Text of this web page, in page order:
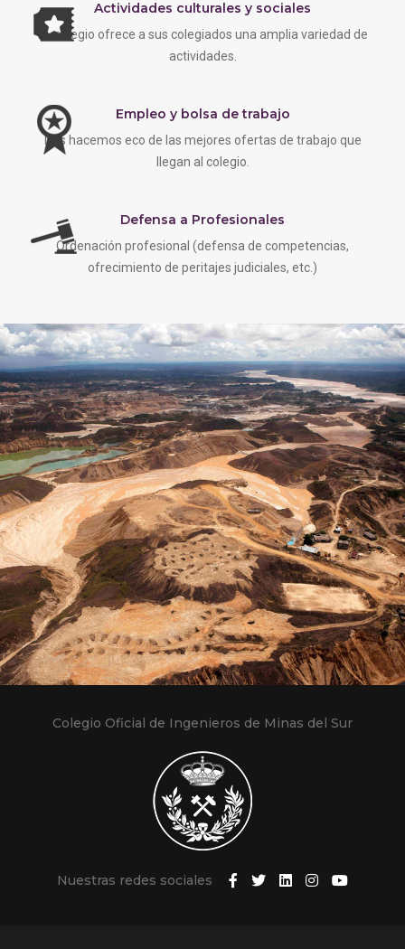
Actividades culturales y sociales
EL colegio ofrece a sus colegiados una amplia variedad de
actividades.
Empleo y bolsa de trabajo
Nos hacemos eco de las mejores ofertas de trabajo que
llegan al colegio.
Defensa a Profesionales
Ordenación profesional (defensa de competencias,
ofrecimiento de peritajes judiciales, etc.)
Colegio Oficial de Ingenieros de Minas del Sur
Nuestras redes sociales